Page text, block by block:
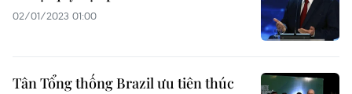
02/01/2023 01:00
Tân Tổng thống Brazil ưu tiên thúc